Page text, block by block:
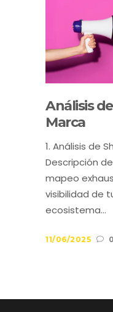
Análisis
Marca
1. Análisis de
Descripción
mapeo
visibilidad de
ecosistema...
11/06/2025 0